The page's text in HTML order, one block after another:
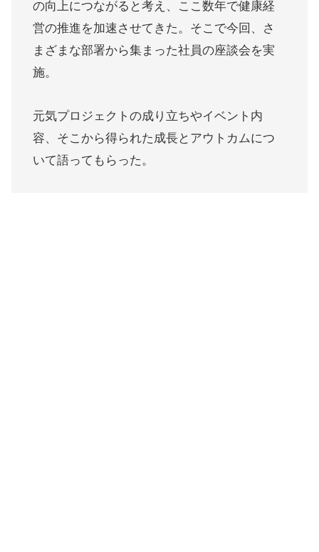
の向上につながると考え、ここ数年で健康経
営の推進を加速させてきた。そこで今回、さ
まざまな部署から集まった社員の座談会を実
施。
元気プロジェクトの成り立ちやイベント内
容、そこから得られた成長とアウトカムにつ
いて語ってもらった。